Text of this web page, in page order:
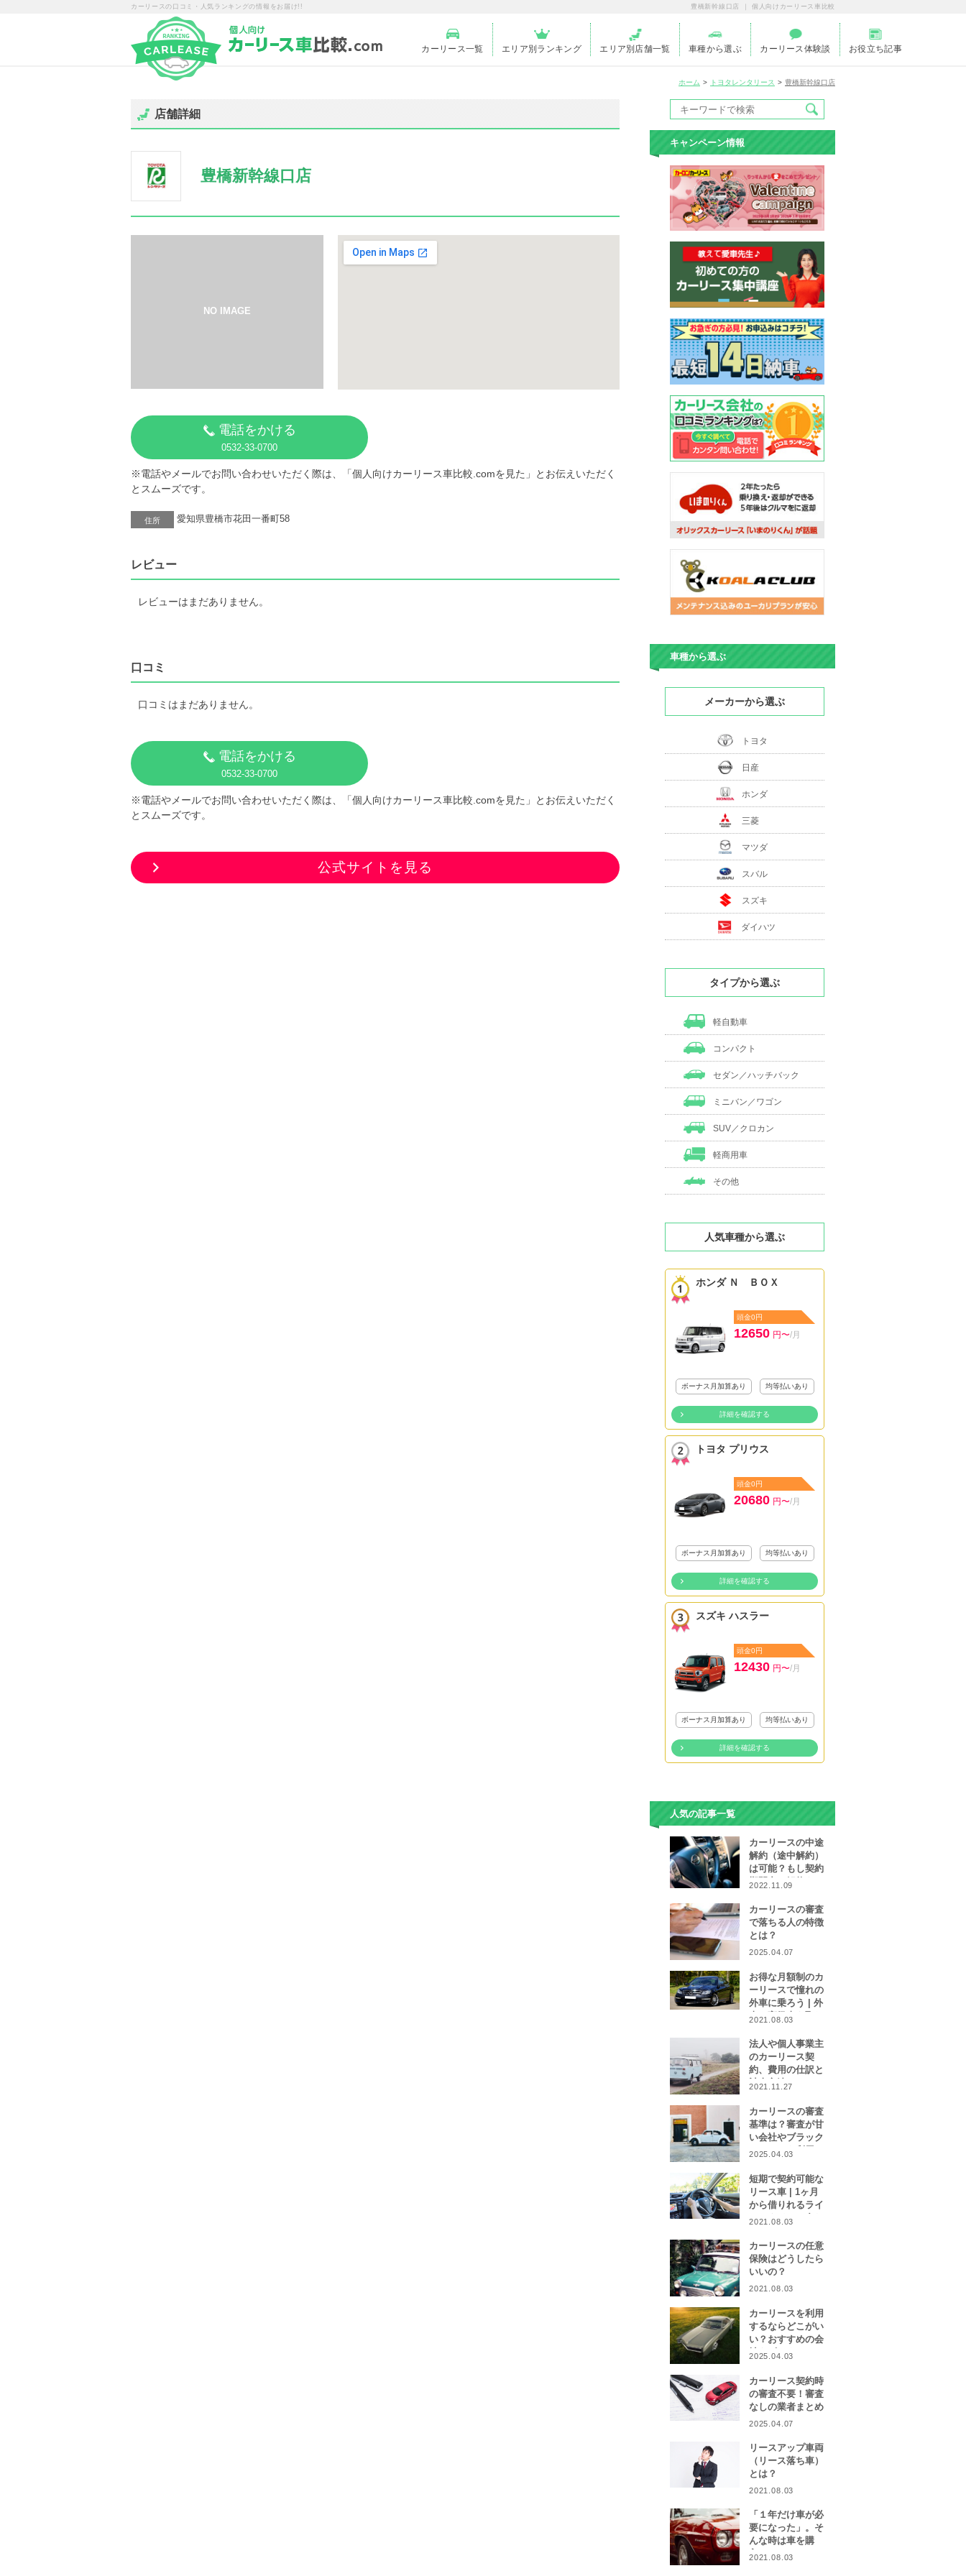
カーリースの口コミ・人気ランキングの情報をお届け!! 豊橋新幹線口店 ｜ 個人向けカーリース車比較
カーリース一覧 エリア別ランキング エリア別店舗一覧 車種から選ぶ カーリース体験談 お役立ち記事
ホーム トヨタレンタリース 豊橋新幹線口店
店舗詳細
豊橋新幹線口店
電話をかける
0532-33-0700
※電話やメールでお問い合わせいただく際は、「個人向けカーリース車比較.comを見た」とお伝えいただく
とスムーズです。
住所 愛知県豊橋市花田一番町58
レビュー
レビューはまだありません。
口コミ
口コミはまだありません。
電話をかける
0532-33-0700
※電話やメールでお問い合わせいただく際は、「個人向けカーリース車比較.comを見た」とお伝えいただく
とスムーズです。
公式サイトを見る
キャンペーン情報
車種から選ぶ
メーカーから選ぶ
トヨタ
日産
ホンダ
三菱
マツダ
スバル
スズキ
ダイハツ
タイプから選ぶ
軽自動車
コンパクト
セダン／ハッチバック
ミニバン／ワゴン
SUV／クロカン
軽商用車
その他
人気車種から選ぶ
ホンダ Ｎ ＢＯＸ
頭金0円
12650 円〜/月
ボーナス月加算あり 均等払いあり
詳細を確認する
トヨタ プリウス
頭金0円
20680 円〜/月
ボーナス月加算あり 均等払いあり
詳細を確認する
スズキ ハスラー
頭金0円
12430 円〜/月
ボーナス月加算あり 均等払いあり
詳細を確認する
人気の記事一覧
カーリースの中途
解約（途中解約）
は可能？もし契約
期間中に解約をし
なったら…
2022.11.09
カーリースの審査
で落ちる人の特徴
とは？
2025.04.07
お得な月額制のカ
ーリースで憧れの
外車に乗ろう | 外
車や高級車を取り
者をご紹介！
2021.08.03
法人や個人事業主
のカーリース契
約、費用の仕訳と
計上方法は？
2021.11.27
カーリースの審査
基準は？審査が甘
い会社やブラック
リストでも利用で
2025.04.03
短期で契約可能な
リース車 | 1ヶ月
から借りれるライ
フスタイルに合わ
集
2021.08.03
カーリースの任意
保険はどうしたら
いいの？
2021.08.03
カーリースを利用
するならどこがい
い？おすすめの会
社をピックアッ
2025.04.03
カーリース契約時
の審査不要！審査
なしの業者まとめ
2025.04.07
リースアップ車両
（リース落ち車）
とは？
2021.08.03
「１年だけ車が必
要になった」。そ
んな時は車を購
入？カーリース？
2021.08.03